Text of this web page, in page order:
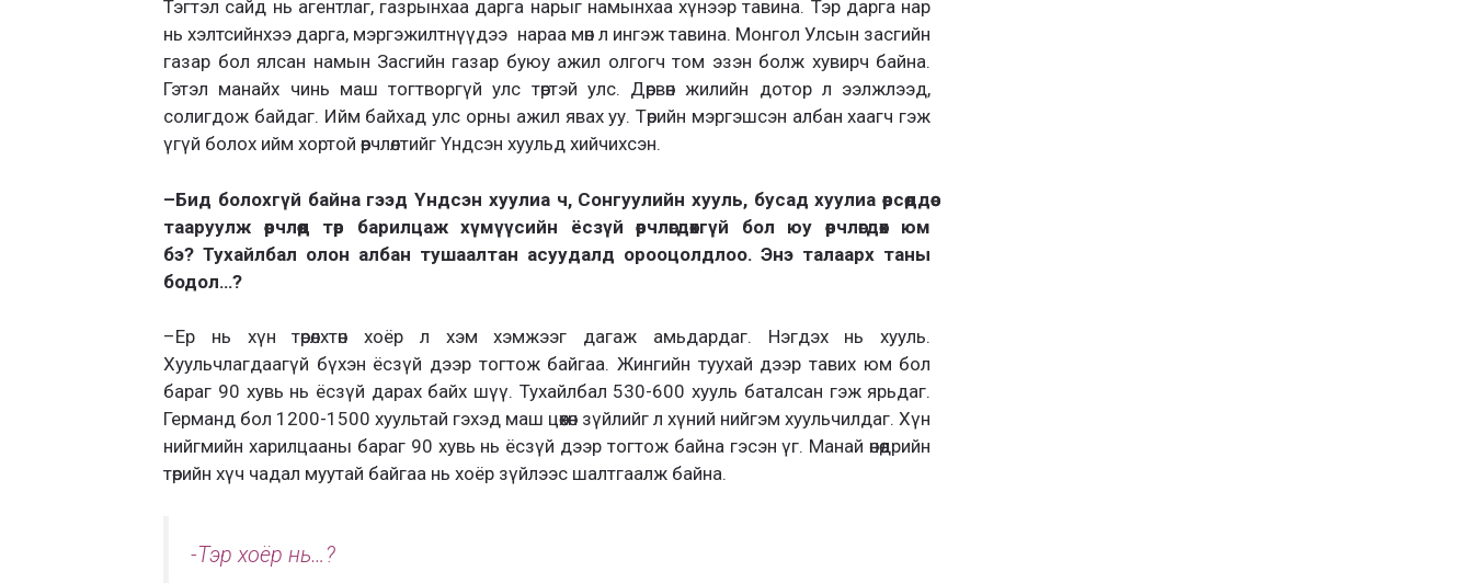
Тэгтэл сайд нь агентлаг, газрынхаа дарга нарыг намынхаахүнээр тавина. Тэр дарга нар
нь хэлтсийнхээ дарга, мэргэжилтнүүдээ нараа мөн л ингэж тавина. Монгол Улсын засгийн
газар бол ялсан намын Засгийн газар буюу ажил олгогч том эзэн болж хувирч байна.
Гэтэл манайх чинь маш тогтворгүй улс төртэй улс. Дөрвөн жилийн дотор л ээлжлээд,
солигдож байдаг. Ийм байхад улс орны ажил явах уу.Төрийн мэргэшсэн албан хаагч гэж
үгүй болох ийм хортой өөрчлөлтийг Үндсэн хуульд хийчихсэн.
–Бид болохгүй байна гээд Үндсэн хуулиа ч, Сонгуулийн хууль, бусад хуулиа өөрсөддөө
тааруулж өөрчлөөд төр барилцаж хүмүүсийн ёсзүй өөрчлөгдөхгүй бол юу өөрчлөгдөх юм
бэ? Тухайлбал олон албан тушаалтан асуудалд орооцолдлоо. Энэ талаарх таны
бодол…?
–Ер нь хүн төрөлхтөн хоёр
л хэм хэмжээг дагаж амьдардаг. Нэгдэх нь хууль.
Хуульчлагдаагүй бүхэн ёсзүй дээр тогтож байгаа. Жингийн туухай дээр тавих юм бол
бараг 90 хувь нь ёсзүй дарах байх шүү. Тухайлбал 530-600 хууль баталсан гэж ярьдаг.
Германд бол 1200-1500 хуультай гэхэд маш цөөхөн зүйлийг л хүний нийгэм хуульчилдаг. Хүн
нийгмийн харилцааны бараг 90 хувь нь ёсзүй дээр тогтож байна гэсэн үг. Манай өнөөдрийн
төрийн хүч чадал муутай байгаа нь хоёр зүйлээс шалтгаалж байна.
-Тэр хоёр нь…?